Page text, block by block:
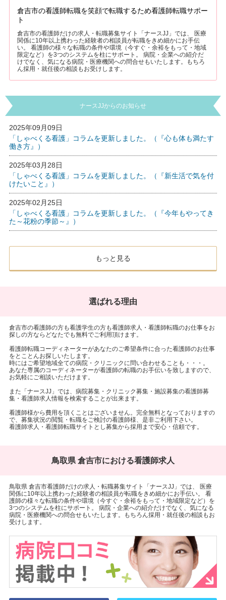
倉吉市の看護師転職を笑顔で転職するため看護師転職サポー
ト
倉吉市の看護師だけの求人・転職募集サイト「ナースJJ」では、 医療
関係に10年以上携わった経験者の相談員が転職をきめ細かにお手伝
い。 看護師の様々な転職の条件や環境（今すぐ・余裕をもって・地域
限定など）を3つのシステムを柱にサポート。 病院・企業への紹介だ
けでなく、気になる病院・医療機関への問合せもいたします。もちろ
ん採用・就任後の相談もお受けします。
ナースJJからのお知らせ
2025年09月09日
「しゃべくる看護」コラムを更新しました。（『心も体も満たす
働き方』）
2025年03月28日
「しゃべくる看護」コラムを更新しました。（『新生活で気を付
けたいこと』）
2025年02月25日
「しゃべくる看護」コラムを更新しました。（『今年もやってき
た～花粉の季節～』）
もっと見る
選ばれる理由
倉吉市の看護師の方も看護学生の方も看護師求人・看護師転職のお仕事をお
探しの方ならどなたでも無料でご利用頂けます。
看護師転職コーディネーターがあなたのご希望条件に合った看護師のお仕事
をとことんお探しいたします。
時にはご希望地域全ての病院・クリニックに問い合わせることも・・・。
あなた専属のコーディネーターが看護師の転職のお手伝いを致しますので、
お気軽にご相談いただけます。
また「ナースJJ」では、病院募集・クリニック募集・施設募集の看護師募
集・看護師求人情報を検索することが出来ます。
看護師様から費用を頂くことはございません。完全無料となっておりますの
で、募集状況の閲覧・転職をご検討の看護師様、是非ご利用下さい。
看護師求人・看護師転職サイトとし募集から採用まで安心・信頼です。
鳥取県 倉吉市における看護師求人
鳥取県 倉吉市看護師だけの求人・転職募集サイト「ナースJJ」では、 医療
関係に10年以上携わった経験者の相談員が転職をきめ細かにお手伝い。 看
護師の様々な転職の条件や環境（今すぐ・余裕をもって・地域限定など）を
3つのシステムを柱にサポート。 病院・企業への紹介だけでなく、気になる
病院・医療機関への問合せもいたします。もちろん採用・就任後の相談もお
受けします。